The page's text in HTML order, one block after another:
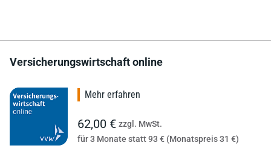
Versicherungswirtschaft online
Mehr erfahren
62,00 € zzgl. MwSt.
für 3 Monate statt 93 € (Monatspreis 31 €)